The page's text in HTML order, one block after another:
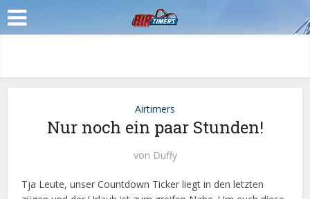
Airtimers
Nur noch ein paar Stunden!
von Duffy
Tja Leute, unser Countdown Ticker liegt in den letzten